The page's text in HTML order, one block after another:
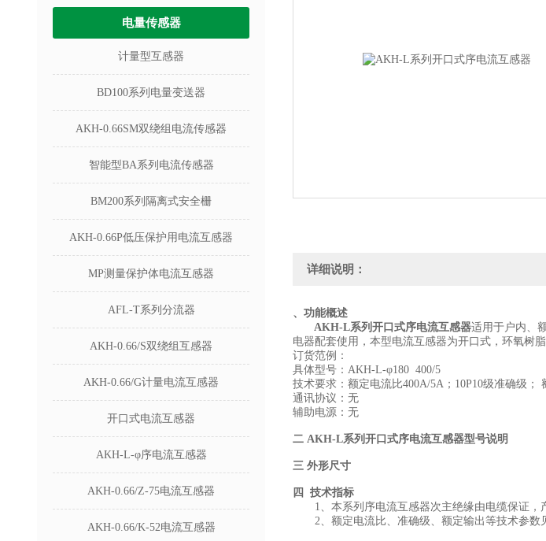
电量传感器
计量型互感器
BD100系列电量变送器
AKH-0.66SM双绕组电流传感器
智能型BA系列电流传感器
BM200系列隔离式安全栅
AKH-0.66P低压保护用电流互感器
MP测量保护体电流互感器
AFL-T系列分流器
AKH-0.66/S双绕组互感器
AKH-0.66/G计量电流互感器
开口式电流互感器
AKH-L-φ序电流互感器
AKH-0.66/Z-75电流互感器
AKH-0.66/K-52电流互感器
详细说明：
、功能概述
AKH-L系列开口式序电流互感器适用于户内、
电器配套使用，本型电流互感器为开口式，环氧树
订货范例：
具体型号：AKH-L-φ180 400/5
技术要求：额定电流比400A/5A；10P10级准确级；
通讯协议：无
辅助电源：无
二 AKH-L系列开口式序电流互感器型号说明
三 外形尺寸
四 技术指标
1、本系列序电流互感器次主绝缘由电缆保证，
2、额定电流比、准确级、额定输出等技术参数